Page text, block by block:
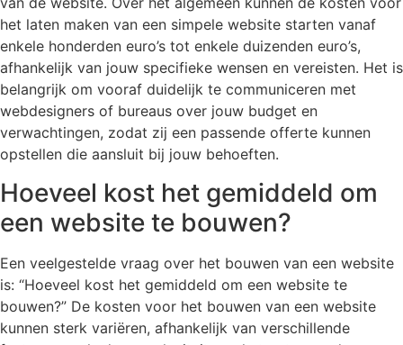
het laten maken van een simpele website starten vanaf
enkele honderden euro’s tot enkele duizenden euro’s,
afhankelijk van jouw specifieke wensen en vereisten. Het is
belangrijk om vooraf duidelijk te communiceren met
webdesigners of bureaus over jouw budget en
verwachtingen, zodat zij een passende offerte kunnen
opstellen die aansluit bij jouw behoeften.
Hoeveel kost het gemiddeld om
een website te bouwen?
Een veelgestelde vraag over het bouwen van een website
is: “Hoeveel kost het gemiddeld om een website te
bouwen?” De kosten voor het bouwen van een website
kunnen sterk variëren, afhankelijk van verschillende